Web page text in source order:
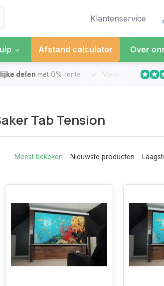
Klantenservice
Afstand calculator Over
delen met 0% rente Vandaag besteld
Tab Tension
Meest bekeken Nieuwste producten